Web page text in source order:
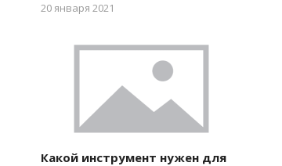
20 января 2021
Какой инструмент нужен для